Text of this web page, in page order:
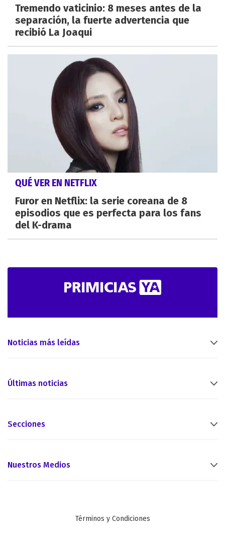
Tremendo vaticinio: 8 meses antes de la
separación, la fuerte advertencia que
recibió La Joaqui
QUÉ VER EN NETFLIX
Furor en Netflix: la serie coreana de 8
episodios que es perfecta para los fans
del K-drama
Noticias más leídas
Últimas noticias
Secciones
Nuestros Medios
Términos y Condiciones